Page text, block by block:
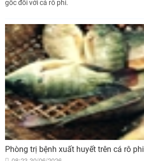
gốc đối với cá rô phi.
Phòng trị bệnh xuất huyết trên cá rô phi